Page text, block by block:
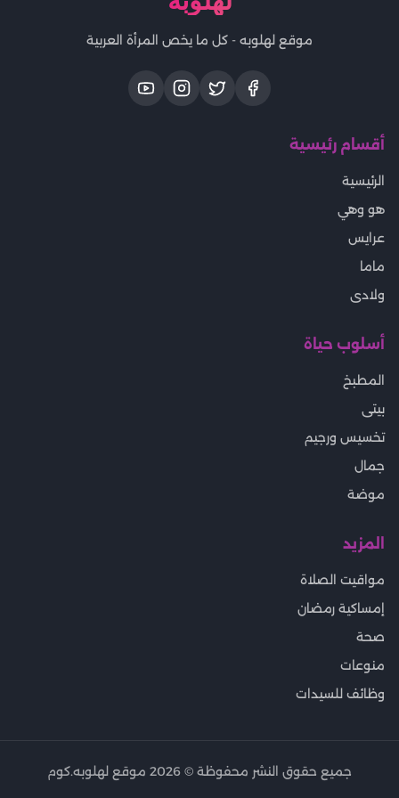
موقع لهلوبه - كل ما يخص المرأة العربية
أقسام رئيسية
الرئيسية
هو وهي
عرايس
ماما
ولادى
أسلوب حياة
المطبخ
بيتى
تخسيس ورجيم
جمال
موضة
المزيد
مواقيت الصلاة
إمساكية رمضان
صحة
منوعات
وظائف للسيدات
جميع حقوق النشر محفوظة © 2026 موقع لهلوبه.كوم